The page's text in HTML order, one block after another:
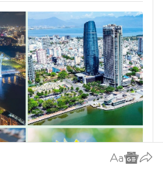
phải được chuyển hóa